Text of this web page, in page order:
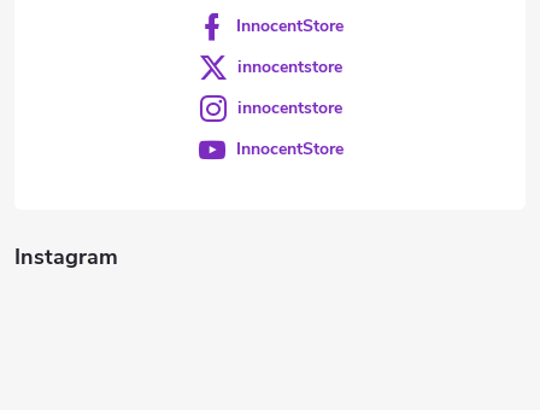
Instagram
InnocentStore
innocentstore
innocentstore
InnocentStore